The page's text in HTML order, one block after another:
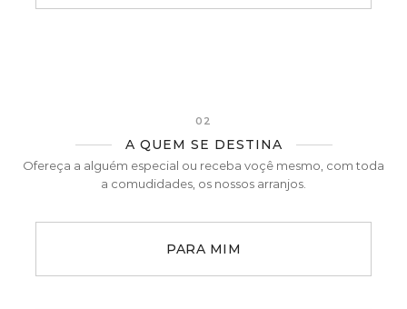
02
A QUEM SE DESTINA
Ofereça a alguém especial ou receba voçê mesmo, com toda
a comudidades, os nossos arranjos.
PARA MIM